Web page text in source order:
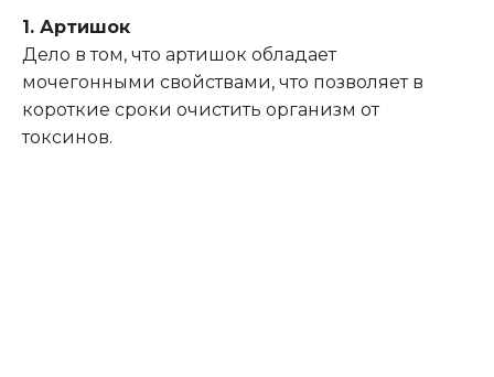
1. Артишок
Дело в том, что артишок обладает
мочегонными свойствами, что позволяет в
короткие сроки очистить организм от
токсинов.